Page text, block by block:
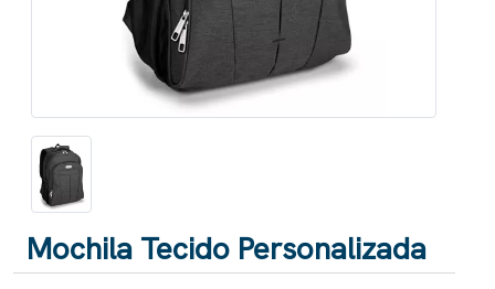
Mochila Tecido Personalizada